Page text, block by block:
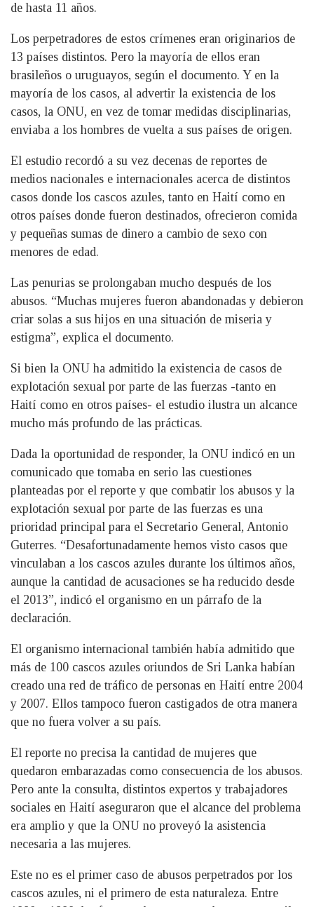
de hasta 11 años.
Los perpetradores de estos crímenes eran originarios de
13 países distintos. Pero la mayoría de ellos eran
brasileños o uruguayos, según el documento. Y en la
mayoría de los casos, al advertir la existencia de los
casos, la ONU, en vez de tomar medidas disciplinarias,
enviaba a los hombres de vuelta a sus países de origen.
El estudio recordó a su vez decenas de reportes de
medios nacionales e internacionales acerca de distintos
casos donde los cascos azules, tanto en Haití como en
otros países donde fueron destinados, ofrecieron comida
y pequeñas sumas de dinero a cambio de sexo con
menores de edad.
Las penurias se prolongaban mucho después de los
abusos. “Muchas mujeres fueron abandonadas y debieron
criar solas a sus hijos en una situación de miseria y
estigma”, explica el documento.
Si bien la ONU ha admitido la existencia de casos de
explotación sexual por parte de las fuerzas -tanto en
Haití como en otros países- el estudio ilustra un alcance
mucho más profundo de las prácticas.
Dada la oportunidad de responder, la ONU indicó en un
comunicado que tomaba en serio las cuestiones
planteadas por el reporte y que combatir los abusos y la
explotación sexual por parte de las fuerzas es una
prioridad principal para el Secretario General, Antonio
Guterres. “Desafortunadamente hemos visto casos que
vinculaban a los cascos azules durante los últimos años,
aunque la cantidad de acusaciones se ha reducido desde
el 2013”, indicó el organismo en un párrafo de la
declaración.
El organismo internacional también había admitido que
más de 100 cascos azules oriundos de Sri Lanka habían
creado una red de tráfico de personas en Haití entre 2004
y 2007. Ellos tampoco fueron castigados de otra manera
que no fuera volver a su país.
El reporte no precisa la cantidad de mujeres que
quedaron embarazadas como consecuencia de los abusos.
Pero ante la consulta, distintos expertos y trabajadores
sociales en Haití aseguraron que el alcance del problema
era amplio y que la ONU no proveyó la asistencia
necesaria a las mujeres.
Este no es el primer caso de abusos perpetrados por los
cascos azules, ni el primero de esta naturaleza. Entre